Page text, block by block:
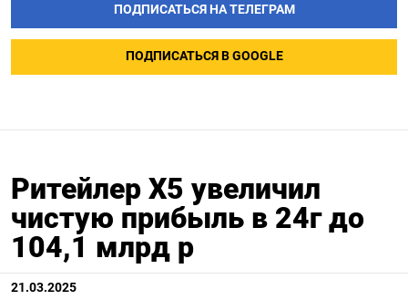
ПОДПИСАТЬСЯ НА ТЕЛЕГРАМ
ПОДПИСАТЬСЯ В GOOGLE
Ритейлер Х5 увеличил
чистую прибыль в 24г до
104,1 млрд р
21.03.2025